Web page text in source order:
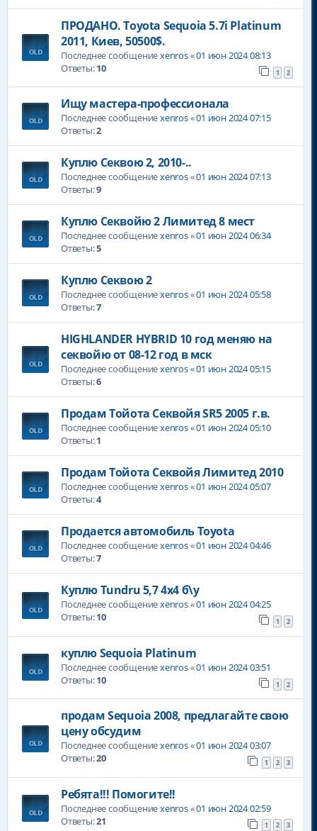
ПРОДАНО. Toyota Sequoia 5.7i Platinum
2011, Киев, 50500$.
Последнее сообщениеxenros«01 июн 2024 08:13
Ответы:10 1 2
Ищу мастера-профессионала
Последнее сообщениеxenros«01 июн 2024 07:15
Ответы:2
Куплю Секвою 2, 2010-..
Последнее сообщениеxenros«01 июн 2024 07:13
Ответы:9
Куплю Секвойю 2 Лимитед 8 мест
Последнее сообщениеxenros«01 июн 2024 06:34
Ответы:5
Куплю Секвою 2
Последнее сообщениеxenros«01 июн 2024 05:58
Ответы:7
HIGHLANDER HYBRID 10 год меняю на
секвойю от 08-12 год в мск
Последнее сообщениеxenros«01 июн 2024 05:15
Ответы:6
Продам Тойота Секвойя SR5 2005 г.в.
Последнее сообщениеxenros«01 июн 2024 05:10
Ответы:1
Продам Тойота Секвойя Лимитед 2010
Последнее сообщениеxenros«01 июн 2024 05:07
Ответы:4
Продается автомобиль Toyota
Последнее сообщениеxenros«01 июн 2024 04:46
Ответы:7
Куплю Tundru 5,7 4x4 б\у
Последнее сообщениеxenros«01 июн 2024 04:25
Ответы:10 1 2
куплю Sequoia Platinum
Последнее сообщениеxenros«01 июн 2024 03:51
Ответы:10 1 2
продам Sequoia 2008, предлагайте свою
цену обсудим
Последнее сообщениеxenros«01 июн 2024 03:07
Ответы:20 1 2 3
Ребята!!! Помогите!!
Последнее сообщениеxenros«01 июн 2024 02:59
Ответы:21 1 2 3